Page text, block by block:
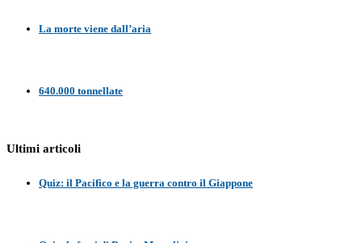
La morte viene dall’aria
640.000 tonnellate
Ultimi articoli
Quiz: il Pacifico e la guerra contro il Giappone